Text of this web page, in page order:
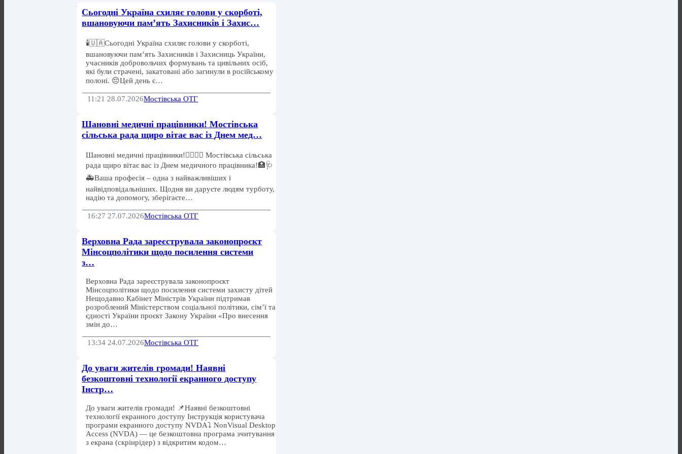
Сьогодні Україна схиляє голови у скорботі,
вшановуючи пам’ять Захисників і Захис…
🕯️🇺🇦Сьогодні Україна схиляє голови у скорботі,
вшановуючи пам’ять Захисників і Захисниць України,
учасників добровольчих формувань та цивільних осіб,
які були страчені, закатовані або загинули в російському
полоні. 😔Цей день є…
11:21 28.07.2026Мостівська ОТГ
Шановні медичні працівники! Мостівська
сільська рада щиро вітає вас із Днем мед…
Шановні медичні працівники!👩‍⚕️👨‍⚕️ Мостівська сільська
рада щиро вітає вас із Днем медичного працівника!🏥🩺
🚑Ваша професія – одна з найважливіших і
найвідповідальніших. Щодня ви даруєте людям турботу,
надію та допомогу, зберігаєте…
16:27 27.07.2026Мостівська ОТГ
Верховна Рада зареєструвала законопроєкт
Мінсоцполітики щодо посилення системи
з…
Верховна Рада зареєструвала законопроєкт
Мінсоцполітики щодо посилення системи захисту дітей
Нещодавно Кабінет Міністрів України підтримав
розроблений Міністерством соціальної політики, сім’ї та
єдності України проєкт Закону України «Про внесення
змін до…
13:34 24.07.2026Мостівська ОТГ
До уваги жителів громади! Наявні
безкоштовні технології екранного доступу
Інстр…
До уваги жителів громади! 📌Наявні безкоштовні
технології екранного доступу Інструкція користувача
програми екранного доступу NVDA⤵️ NonVisual Desktop
Access (NVDA) — це безкоштовна програма зчитування
з екрана (скрінрідер) з відкритим кодом…